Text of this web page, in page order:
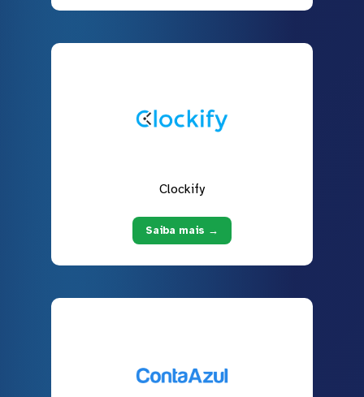
Clockify
Saiba mais →